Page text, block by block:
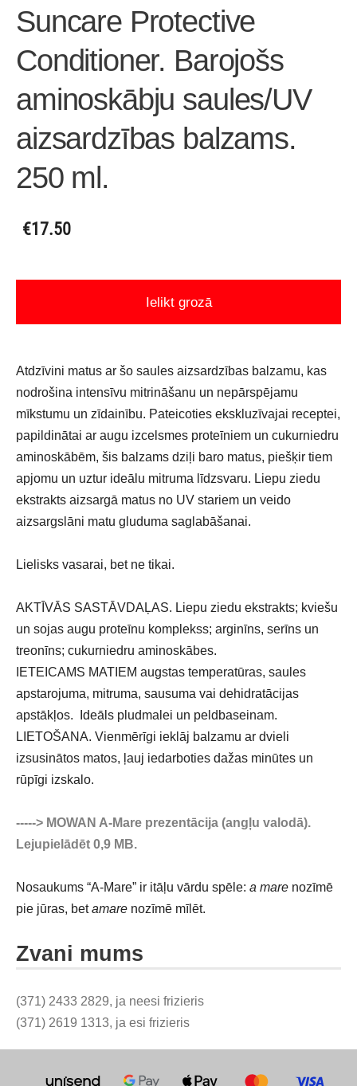
Zvani mums
(371) 2433 2829, ja neesi frizieris
(371) 2619 1313, ja esi frizieris
Suncare Protective
Conditioner. Barojošs
aminoskābju saules/UV
aizsardzības balzams.
250 ml.
€17.50
Ielikt grozā
Atdzīvini matus ar šo saules aizsardzības balzamu, kas
nodrošina intensīvu mitrināšanu un nepārspējamu
mīkstumu un zīdainību. Pateicoties ekskluzīvajai receptei,
papildinātai ar augu izcelsmes proteīniem un cukurniedru
aminoskābēm, šis balzams dziļi baro matus, piešķir tiem
apjomu un uztur ideālu mitruma līdzsvaru. Liepu ziedu
ekstrakts aizsargā matus no UV stariem un veido
aizsargslāni matu gluduma saglabāšanai.
Lielisks vasarai, bet ne tikai.
AKTĪVĀS SASTĀVDAĻAS. Liepu ziedu ekstrakts; kviešu
un sojas augu proteīnu komplekss; arginīns, serīns un
treonīns; cukurniedru aminoskābes.
IETEICAMS MATIEM augstas temperatūras, saules
apstarojuma, mitruma, sausuma vai dehidratācijas
apstākļos. Ideāls pludmalei un peldbaseinam.
LIETOŠANA. Vienmērīgi ieklāj balzamu ar dvieli
izsusinātos matos, ļauj iedarboties dažas minūtes un
rūpīgi izskalo.
-----> MOWAN A-Mare prezentācija (angļu valodā).
Lejupielādēt 0,9 MB.
Nosaukums “A-Mare” ir itāļu vārdu spēle: a mare nozīmē
pie jūras, betamare nozīmē mīlēt.